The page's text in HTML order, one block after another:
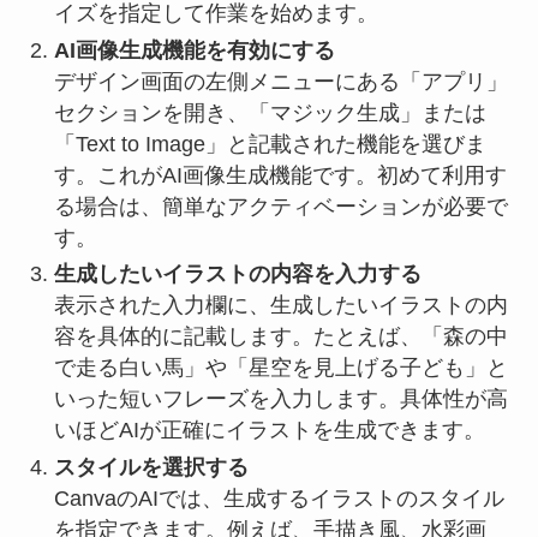
イズを指定して作業を始めます。
AI画像生成機能を有効にする
デザイン画面の左側メニューにある「アプリ」
セクションを開き、「マジック生成」または
「Text to Image」と記載された機能を選びま
す。これがAI画像生成機能です。初めて利用す
る場合は、簡単なアクティベーションが必要で
す。
生成したいイラストの内容を入力する
表示された入力欄に、生成したいイラストの内
容を具体的に記載します。たとえば、「森の中
で走る白い馬」や「星空を見上げる子ども」と
いった短いフレーズを入力します。具体性が高
いほどAIが正確にイラストを生成できます。
スタイルを選択する
CanvaのAIでは、生成するイラストのスタイル
を指定できます。例えば、手描き風、水彩画